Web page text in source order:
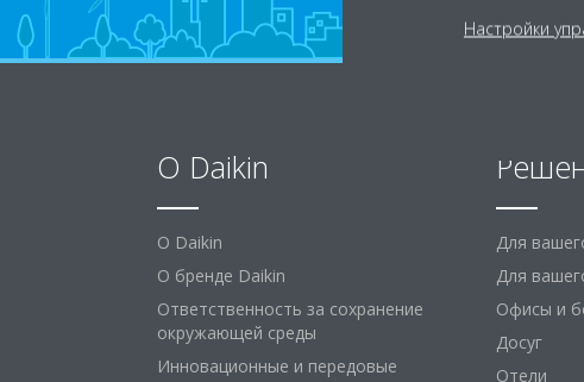
O Daikin
O Daikin
О бренде Daikin
Ответственность за сохранение
окружающей среды
Инновационные и передовые
Для
Для
Офисы и
Досуг
Отели
Настройки